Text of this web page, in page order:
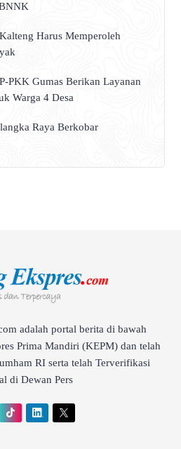
Harus Memperoleh
PKK Gumas Berikan Layanan
Warga 4 Desa
Raya Berkobar
adalah portal berita di bawah
Prima Mandiri (KEPM) dan telah
RI serta telah Terverifikasi
di Dewan Pers